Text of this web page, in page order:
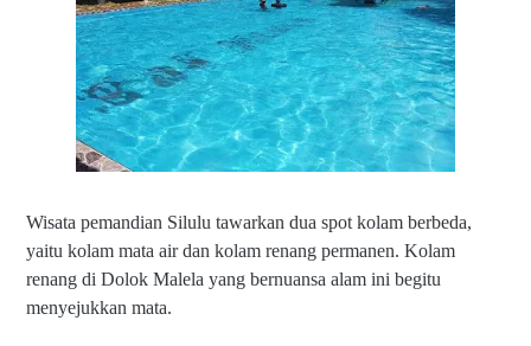
Wisata pemandian Silulu tawarkan dua spot kolam berbeda,
yaitu kolam mata air dan kolam renang permanen. Kolam
renang di Dolok Malela yang bernuansa alam ini begitu
menyejukkan mata.